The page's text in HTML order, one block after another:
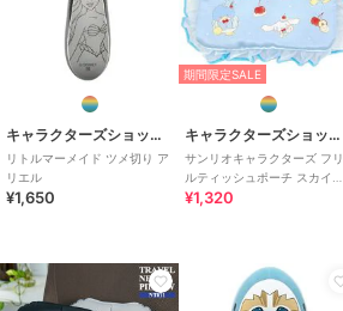
トイストーリー 湯たん
ぽ マスコット エイリア
ン あたたか
¥2,200
ちいかわ ハート型ファ
ブリックミラー ちいか
わピーチ
¥3,080
キャラクターズショップ ラフラフ
リトルマーメイド ツメ切り ア
リエル
¥1,650
期間限定SALE
キャラクターズショップ ラフラフ
サンリオキャラクターズ フリ
ルティッシュポーチ スカイブ
ルーチェリーケーキ
¥1,320